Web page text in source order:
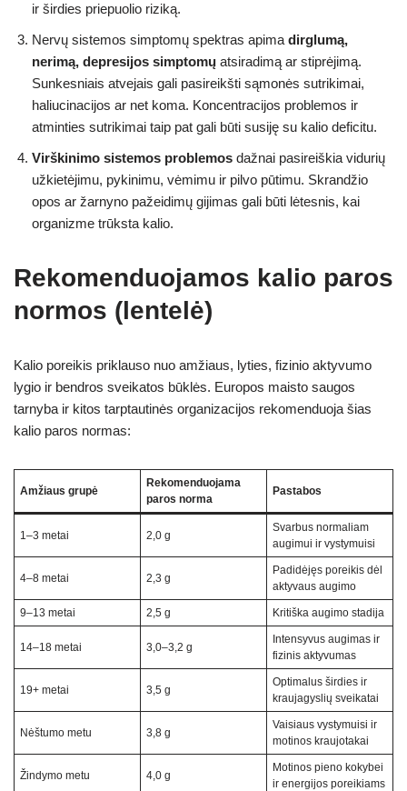
ir širdies priepuolio riziką.
Nervų sistemos simptomų spektras apima dirglumą,
nerimą, depresijos simptomų atsiradimą ar stiprėjimą.
Sunkesniais atvejais gali pasireikšti sąmonės sutrikimai,
haliucinacijos ar net koma. Koncentracijos problemos ir
atminties sutrikimai taip pat gali būti susiję su kalio deficitu.
Virškinimo sistemos problemos dažnai pasireiškia vidurių
užkietėjimu, pykinimu, vėmimu ir pilvo pūtimu. Skrandžio
opos ar žarnyno pažeidimų gijimas gali būti lėtesnis, kai
organizme trūksta kalio.
Rekomenduojamos kalio paros
normos (lentelė)
Kalio poreikis priklauso nuo amžiaus, lyties, fizinio aktyvumo
lygio ir bendros sveikatos būklės. Europos maisto saugos
tarnyba ir kitos tarptautinės organizacijos rekomenduoja šias
kalio paros normas:
Amžiaus grupė
Rekomenduojama
paros norma
Pastabos
1–3 metai 2,0 g
Svarbus normaliam
augimui ir vystymuisi
4–8 metai 2,3 g
Padidėjęs poreikis dėl
aktyvaus augimo
9–13 metai 2,5 g Kritiška augimo stadija
14–18 metai 3,0–3,2 g
Intensyvus augimas ir
fizinis aktyvumas
19+ metai 3,5 g
Optimalus širdies ir
kraujagyslių sveikatai
Nėštumo metu 3,8 g
Vaisiaus vystymuisi ir
motinos kraujotakai
Žindymo metu 4,0 g
Motinos pieno kokybei
ir energijos poreikiams